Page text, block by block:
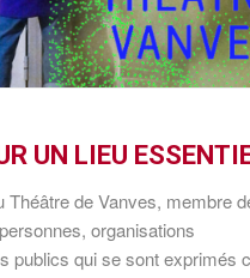
UN LIEU
Théâtre de Vanves, membre
organisations
publics qui se sont exprimés